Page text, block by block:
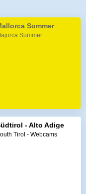
Sommer
Summer
- Alto Adige
Tirol - Webcams